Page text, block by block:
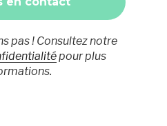
pas ! Consultez notre
pour plus